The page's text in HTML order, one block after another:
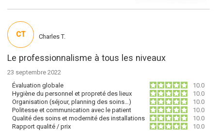
Le professionnalisme à tous les niveaux
23 septembre 2022
Évaluation globale
10.0
Hygiène du personnel et propreté des lieux
10.0
Organisation (séjour, planning des soins…)
10.0
Politesse et communication avec le patient
10.0
Qualité des soins et modernité des installations
10.0
Rapport qualité / prix
10.0
CT Charles T.